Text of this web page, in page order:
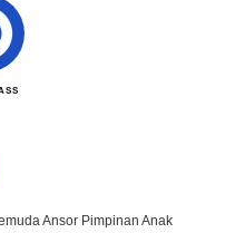
Ansor Pimpinan Anak